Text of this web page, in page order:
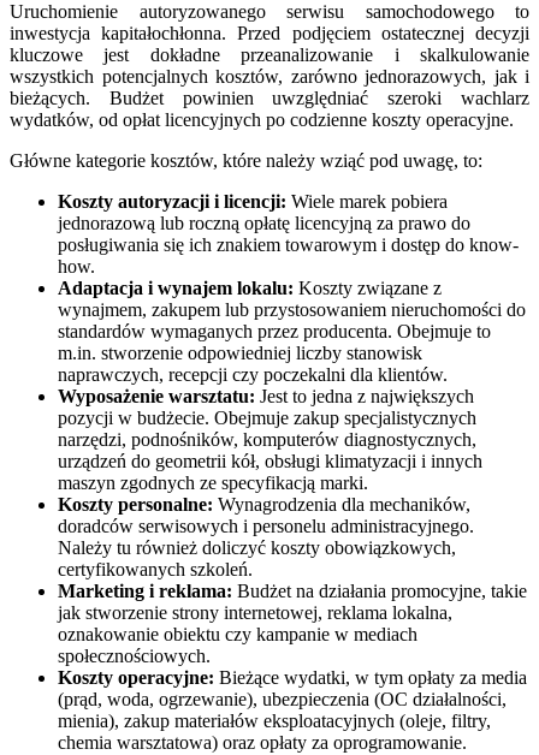
Uruchomienie autoryzowanego serwisu samochodowego to
inwestycja kapitałochłonna. Przed podjęciem ostatecznej decyzji
kluczowe jest dokładne przeanalizowanie i skalkulowanie
wszystkich potencjalnych kosztów, zarówno jednorazowych, jak i
bieżących. Budżet powinien uwzględniać szeroki wachlarz
wydatków, od opłat licencyjnych po codzienne koszty operacyjne.
Główne kategorie kosztów, które należy wziąć pod uwagę, to:
Koszty autoryzacji i licencji: Wiele marek pobiera
jednorazową lub roczną opłatę licencyjną za prawo do
posługiwania się ich znakiem towarowym i dostęp do know-
how.
Adaptacja i wynajem lokalu: Koszty związane z
wynajmem, zakupem lub przystosowaniem nieruchomości do
standardów wymaganych przez producenta. Obejmuje to
m.in. stworzenie odpowiedniej liczby stanowisk
naprawczych, recepcji czy poczekalni dla klientów.
Wyposażenie warsztatu: Jest to jedna z największych
pozycji w budżecie. Obejmuje zakup specjalistycznych
narzędzi, podnośników, komputerów diagnostycznych,
urządzeń do geometrii kół, obsługi klimatyzacji i innych
maszyn zgodnych ze specyfikacją marki.
Koszty personalne: Wynagrodzenia dla mechaników,
doradców serwisowych i personelu administracyjnego.
Należy tu również doliczyć koszty obowiązkowych,
certyfikowanych szkoleń.
Marketing i reklama: Budżet na działania promocyjne, takie
jak stworzenie strony internetowej, reklama lokalna,
oznakowanie obiektu czy kampanie w mediach
społecznościowych.
Koszty operacyjne: Bieżące wydatki, w tym opłaty za media
(prąd, woda, ogrzewanie), ubezpieczenia (OC działalności,
mienia), zakup materiałów eksploatacyjnych (oleje, filtry,
chemia warsztatowa) oraz opłaty za oprogramowanie.